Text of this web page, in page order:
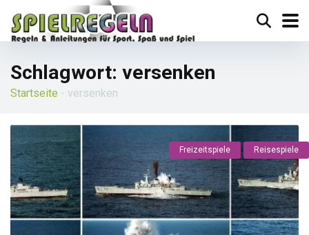
Schlagwort: versenken
Startseite - versenken
Freizeitspiele Reisespiele